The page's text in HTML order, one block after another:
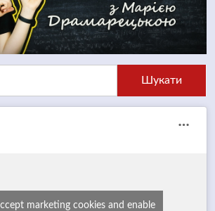
marketing cookies and enable